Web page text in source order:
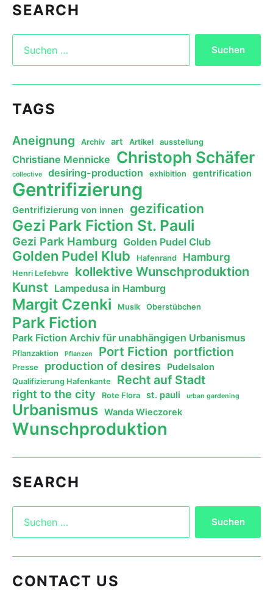
SEARCH
TAGS
Aneignung Archiv art Artikel ausstellung
Christiane Mennicke Christoph Schäfer
collective desiring-production exhibition gentrification
Gentrifizierung
Gentrifizierung von innen gezification
Gezi Park Fiction St. Pauli
Gezi Park Hamburg Golden Pudel Club
Golden Pudel Klub Hafenrand Hamburg
Henri Lefebvre kollektive Wunschproduktion
Kunst Lampedusa in Hamburg
Margit Czenki Musik Oberstübchen
Park Fiction
Park Fiction Archiv für unabhängigen Urbanismus
Pflanzaktion Pflanzen Port Fiction portfiction
Presse production of desires Pudelsalon
Qualifizierung Hafenkante Recht auf Stadt
right to the city Rote Flora st. pauli urban gardening
Urbanismus Wanda Wieczorek
Wunschproduktion
SEARCH
CONTACT US